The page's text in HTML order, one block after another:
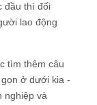
đầu thì đối
lao động
tìm thêm câu
ở dưới kia -
nghiệp và